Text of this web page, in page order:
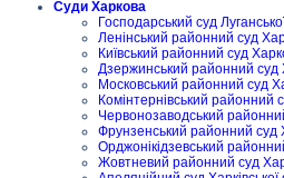
Суди Харкова
Господарський суд
Ленінський районний суд
Київський районний суд
Дзержинський районний суд
Московський районний суд
Комінтернівський районний
Червонозаводський
Фрунзенський районний суд
Орджонікідзевський
Жовтневий районний суд